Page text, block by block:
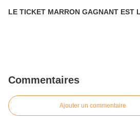
LE TICKET MARRON GAGNANT EST
Commentaires
Ajouter un commentaire